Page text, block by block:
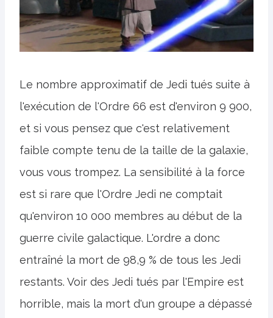
Le nombre approximatif de Jedi tués suite à
l'exécution de l'Ordre 66 est d'environ 9 900,
et si vous pensez que c'est relativement
faible compte tenu de la taille de la galaxie,
vous vous trompez. La sensibilité à la force
est si rare que l'Ordre Jedi ne comptait
qu'environ 10 000 membres au début de la
guerre civile galactique. L'ordre a donc
entraîné la mort de 98,9 % de tous les Jedi
restants. Voir des Jedi tués par l'Empire est
horrible, mais la mort d'un groupe a dépassé